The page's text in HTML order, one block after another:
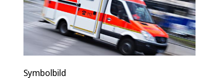
Symbolbild